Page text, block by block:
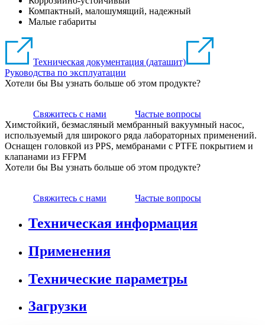
Компактный, малошумящий, надежный
Малые габариты
Техническая документация (даташит)
Руководства по эксплуатации
Хотели бы Вы узнать больше об этом продукте?
Свяжитесь с нами
Частые вопросы
Химстойкий, безмасляный мембранный вакуумный насос,
используемый для широкого ряда лабораторных применений.
Оснащен головкой из PPS, мембранами с PTFE покрытием и
клапанами из FFPM
Хотели бы Вы узнать больше об этом продукте?
Свяжитесь с нами Частые вопросы
Техническая информация
Применения
Технические параметры
Загрузки